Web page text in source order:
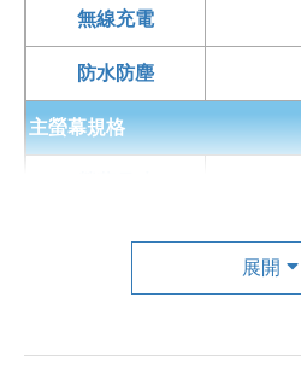
讓高光不易過曝，暗部層次也
暗場景時，依然能保留明亮與陰
Xperia Intelligence 驅動的 AI
體，系統就能依照場景、天候
無線充電
防水防塵
主螢幕規格
螢幕解析度
螢幕材質
展開